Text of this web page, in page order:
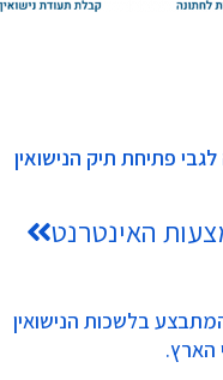
פתיחת תיק הנישואין
האינטרנט
המתבצע בלשכות הנישואין
הארץ.